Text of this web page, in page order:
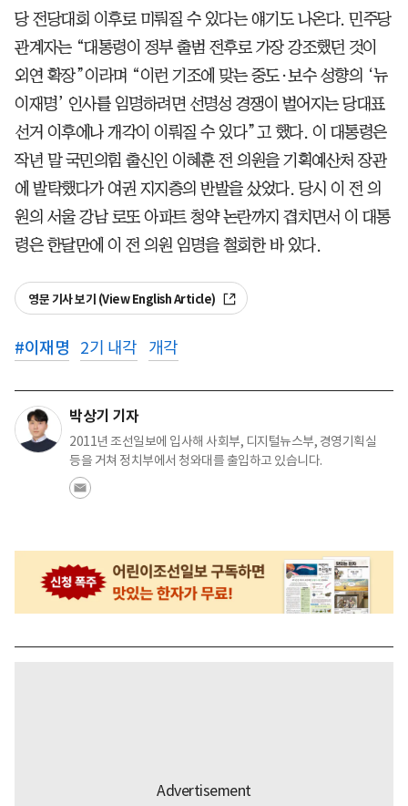
당 전당대회 이후로 미뤄질 수 있다는 얘기도 나온다. 민주당
관계자는 “대통령이 정부 출범 전후로 가장 강조했던 것이
외연 확장”이라며 “이런 기조에 맞는 중도·보수 성향의 ‘뉴
이재명’ 인사를 임명하려면 선명성 경쟁이 벌어지는 당대표
선거 이후에나 개각이 이뤄질 수 있다”고 했다. 이 대통령은
작년 말 국민의힘 출신인 이혜훈 전 의원을 기획예산처 장관
에 발탁했다가 여권 지지층의 반발을 샀었다. 당시 이 전 의
원의 서울 강남 로또 아파트 청약 논란까지 겹치면서 이 대통
령은 한달만에 이 전 의원 임명을 철회한 바 있다.
영문 기사 보기 (View English Article)
#이재명 2기 내각 개각
박상기 기자
2011년 조선일보에 입사해 사회부, 디지털뉴스부, 경영기획실
등을 거쳐 정치부에서 청와대를 출입하고 있습니다.